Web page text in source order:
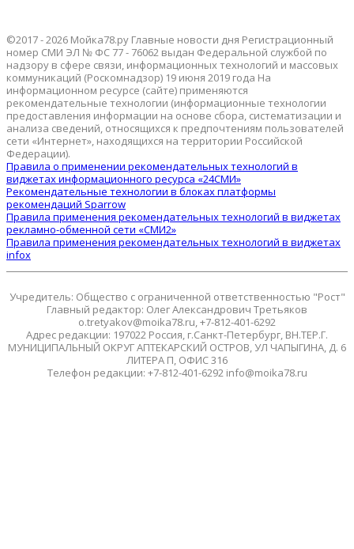
©2017 - 2026 Мойка78.ру Главные новости дня Регистрационный
номер СМИ ЭЛ № ФС 77 - 76062 выдан Федеральной службой по
надзору в сфере связи, информационных технологий и массовых
коммуникаций (Роскомнадзор) 19 июня 2019 года На
информационном ресурсе (сайте) применяются
рекомендательные технологии (информационные технологии
предоставления информации на основе сбора, систематизации и
анализа сведений, относящихся к предпочтениям пользователей
сети «Интернет», находящихся на территории Российской
Федерации).
Правила о применении рекомендательных технологий в
виджетах информационного ресурса «24СМИ»
Рекомендательные технологии в блоках платформы
рекомендаций Sparrow
Правила применения рекомендательных технологий в виджетах
рекламно-обменной сети «СМИ2»
Правила применения рекомендательных технологий в виджетах
infox
Учредитель: Общество с ограниченной ответственностью "Рост"
Главный редактор: Олег Александрович Третьяков
o.tretyakov@moika78.ru, +7-812-401-6292
Адрес редакции: 197022 Россия, г.Санкт-Петербург, ВН.ТЕР.Г.
МУНИЦИПАЛЬНЫЙ ОКРУГ АПТЕКАРСКИЙ ОСТРОВ, УЛ ЧАПЫГИНА, Д. 6
ЛИТЕРА П, ОФИС 316
Телефон редакции: +7-812-401-6292 info@moika78.ru